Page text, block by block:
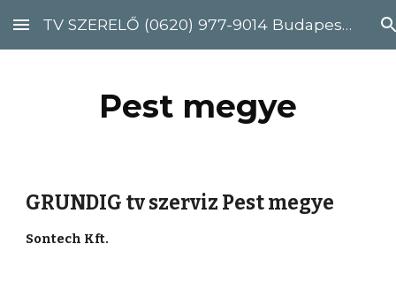
Skip to main content Skip to navigation
TV SZERELŐ (0620) 977-9014 Budapest, Pest megye
Pest megye
GRUNDIG tv szerviz Pest megye
Sontech Kft.